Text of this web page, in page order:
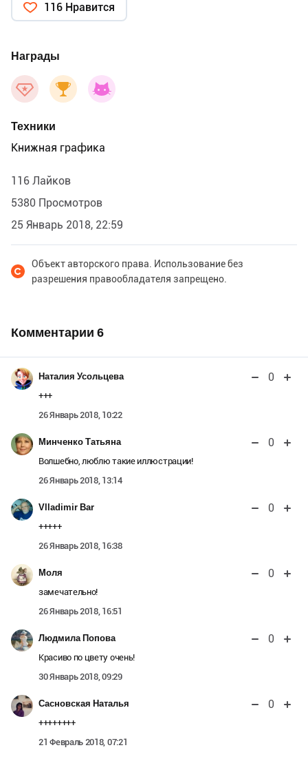
116 Нравится
Награды
Техники
Книжная графика
116 Лайков
5380 Просмотров
25 Январь 2018, 22:59
Объект авторского права. Использование без
разрешения правообладателя запрещено.
Комментарии 6
Наталия Усольцева 0
+++
26 Январь 2018, 10:22
Минченко Татьяна 0
Волшебно, люблю такие иллюстрации!
26 Январь 2018, 13:14
Vlladimir Bar 0
+++++
26 Январь 2018, 16:38
Моля 0
замечательно!
26 Январь 2018, 16:51
Людмила Попова 0
Красиво по цвету очень!
30 Январь 2018, 09:29
Сасновская Наталья 0
++++++++
21 Февраль 2018, 07:21